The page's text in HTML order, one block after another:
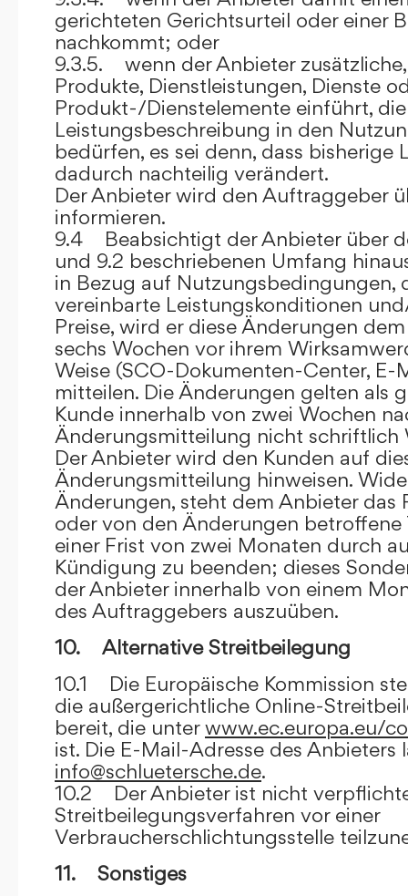
gerichteten Gerichtsurteil oder einer
nachkommt; oder
9.3.5. wenn der Anbieter
Produkte, Dienstleistungen, Dienste
Produkt-/Dienstelemente einführt,
Leistungsbeschreibung in den
bedürfen, es sei denn, dass bisherige
dadurch nachteilig verändert.
Der Anbieter wird den Auftraggeber
informieren.
9.4 Beabsichtigt der Anbieter über
und 9.2 beschriebenen Umfang
in Bezug auf Nutzungsbedingungen,
vereinbarte Leistungskonditionen
Preise, wird er diese Änderungen
sechs Wochen vor ihrem
Weise (SCO-Dokumenten-Center, E-
mitteilen. Die Änderungen gelten als
Kunde innerhalb von zwei Wochen
Änderungsmitteilung nicht schriftlich
Der Anbieter wird den Kunden auf
Änderungsmitteilung hinweisen.
Änderungen, steht dem Anbieter das
oder von den Änderungen betroffene
einer Frist von zwei Monaten durch
Kündigung zu beenden; dieses
der Anbieter innerhalb von einem
des Auftraggebers auszuüben.
10. Alternative Streitbeilegung
10.1 Die Europäische Kommission
die außergerichtliche Online-
bereit, die unterwww.ec.europa.eu/
ist. Die E-Mail-Adresse des Anbieters
info@schluetersche.de.
10.2 Der Anbieter ist nicht
Streitbeilegungsverfahren vor einer
Verbraucherschlichtungsstelle
11. Sonstiges